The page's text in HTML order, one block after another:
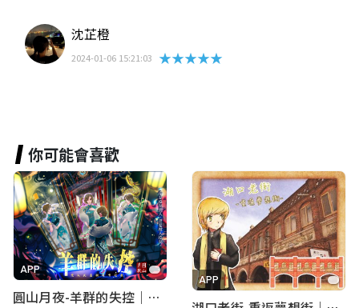
沈芷橙
2024-01-06 15:21:03 ★★★★★
你可能會喜歡
APP
圓山月夜-羊群的失控｜圓山飯店 ARG實境解謎遊戲
APP